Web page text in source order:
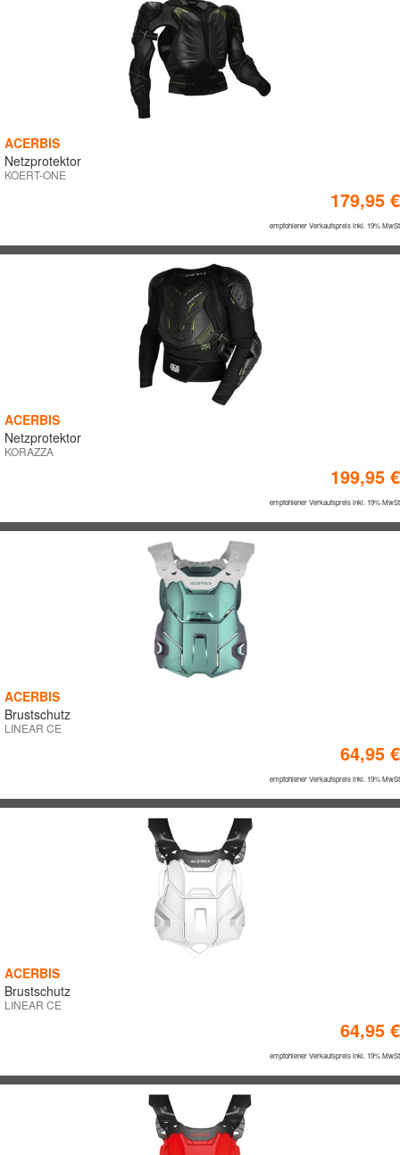
ACERBIS
Netzprotektor
KOERT-ONE
179,95 €
empfohlener Verkaufspreis inkl. 19% MwSt
ACERBIS
Netzprotektor
KORAZZA
199,95 €
empfohlener Verkaufspreis inkl. 19% MwSt
ACERBIS
Brustschutz
LINEAR CE
64,95 €
empfohlener Verkaufspreis inkl. 19% MwSt
ACERBIS
Brustschutz
LINEAR CE
64,95 €
empfohlener Verkaufspreis inkl. 19% MwSt